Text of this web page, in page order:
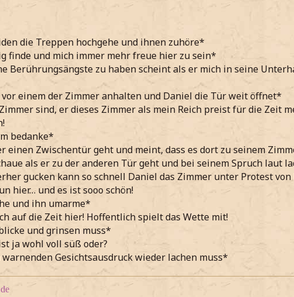
die Treppen hochgehe und ihnen zuhöre*
finde und mich immer mehr freue hier zu sein*
Berührungsängste zu haben scheint als er mich in seine
einem der Zimmer anhalten und Daniel die Tür weit öffnet*
sind, er dieses Zimmer als mein Reich preist für die Zeit
bedanke*
einen Zwischentür geht und meint, dass es dort zu seinem
als er zu der anderen Tür geht und bei seinem Spruch laut
gucken kann so schnell Daniel das Zimmer unter Protest
hier… und es ist sooo schön!
und ihn umarme*
auf die Zeit hier! Hoffentlich spielt das Wette mit!
und grinsen muss*
ja wohl voll süß oder?
Gesichtsausdruck wieder lachen muss*